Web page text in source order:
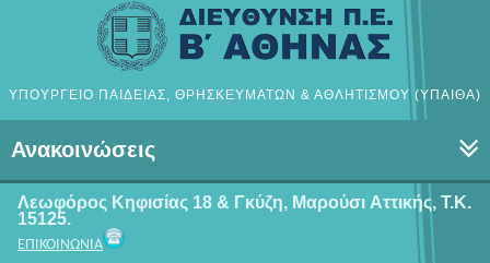
ΥΠΟΥΡΓΕΙΟ ΠΑΙΔΕΙΑΣ, ΘΡΗΣΚΕΥΜΑΤΩΝ & ΑΘΛΗΤΙΣΜΟΥ (ΥΠΑΙΘΑ)
Ανακοινώσεις
Λεωφόρος Κηφισίας 18 & Γκύζη, Μαρούσι Αττικής, Τ.Κ.
15125.
ΕΠΙΚΟΙΝΩΝΙΑ